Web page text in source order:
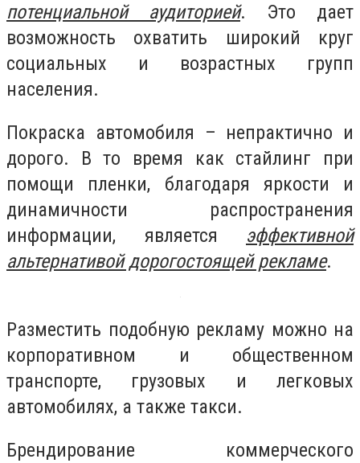
потенциальной аудиторией. Это дает
возможность охватить широкий круг
социальных и возрастных групп
населения.
Покраска автомобиля – непрактично и
дорого. В то время как стайлинг при
помощи пленки, благодаря яркости и
динамичности распространения
информации, является эффективной
альтернативой дорогостоящей рекламе.
Разместить подобную рекламу можно на
корпоративном и общественном
транспорте, грузовых и легковых
автомобилях, а также такси.
Брендирование коммерческого